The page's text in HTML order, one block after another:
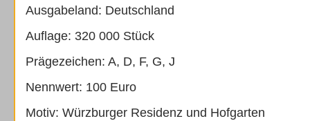
Ausgabeland: Deutschland
Auflage: 320 000 Stück
Prägezeichen: A, D, F, G, J
Nennwert: 100 Euro
Motiv: Würzburger Residenz und Hofgarten